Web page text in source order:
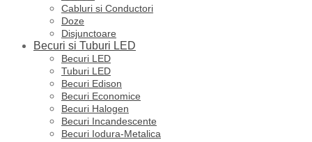
Cabluri si Conductori
Doze
Disjunctoare
Becuri si Tuburi LED
Becuri LED
Tuburi LED
Becuri Edison
Becuri Economice
Becuri Halogen
Becuri Incandescente
Becuri Iodura-Metalica